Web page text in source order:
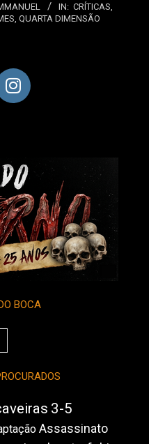
IN: CRÍTICAS
QUARTA DIMENSÃO
BOCA
3-5
Assassinato